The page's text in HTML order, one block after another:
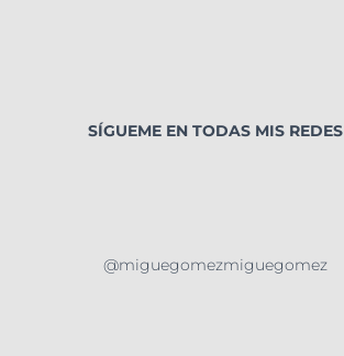
SÍGUEME EN TODAS MIS REDES
@miguegomezmiguegomez